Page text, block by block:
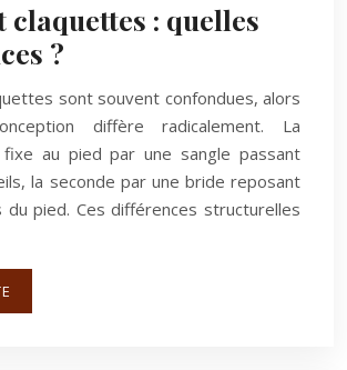
claquettes : quelles
?
sont souvent confondues, alors
diffère radicalement. La
au pied par une sangle passant
la seconde par une bride reposant
du pied. Ces différences structurelles